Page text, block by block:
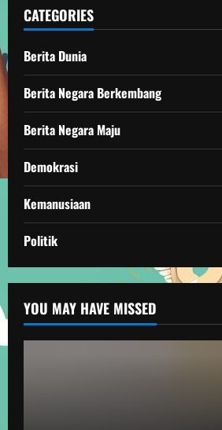
CATEGORIES
Berita Dunia
Berita Negara Berkembang
Berita Negara Maju
Demokrasi
Kemanusiaan
Politik
YOU MAY HAVE MISSED